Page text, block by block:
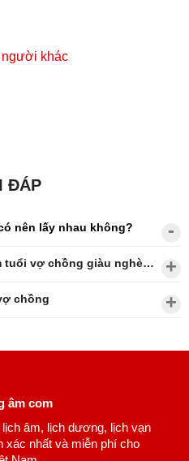
người khác
ĐÁP
nên lấy nhau không?
Câu hỏi: Ý nghĩa của việc xem tuổi vợ chồng giàu nghèo?
chồng
âm com
âm, lịch dương, lịch vạn
xác nhất và miễn phí cho